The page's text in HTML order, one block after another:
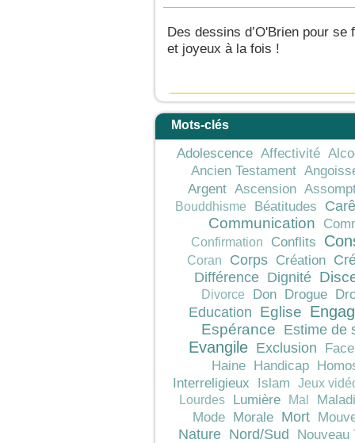
Des dessins d’O'Brien pour
et joyeux à la fois !
Mots-clés
Adolescence Affectivité
Ancien Testament
Argent Ascension
Bouddhisme Béatitudes
Communication
Confirmation Conflits
Coran Corps Création
Différence Dignité
Divorce Don Drogue
Education Eglise
Espérance Estime de
Evangile Exclusion
Haine Handicap
Interreligieux Islam
Jeux
Lourdes
Lumière Mal
Mode
Morale Mort
Nature Nord/Sud Nouveau